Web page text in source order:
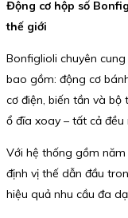
Động cơ hộp số
thế giới
Bonfiglioli chuyên
bao gồm: động cơ
cơ điện, biến tần và bộ
ổ đĩa xoay – tất cả
Với hệ thống gồm
định vị thế dẫn đầu
hiệu quả nhu cầu đa